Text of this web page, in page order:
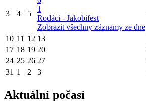
3 4 5
1
Rodáci - Jakobifest
Zobrazit všechny záznamy ze dne
10 11 12 13
17 18 19 20
24 25 26 27
31 1 2 3
Aktuální počasí